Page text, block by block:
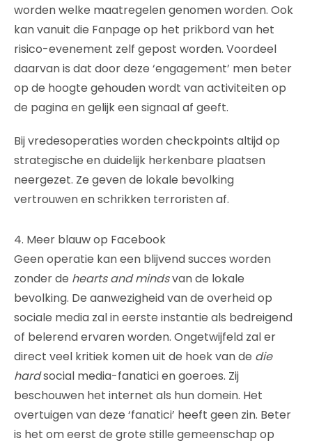
worden welke maatregelen genomen worden. Ook
kan vanuit die Fanpage op het prikbord van het
risico-evenement zelf gepost worden. Voordeel
daarvan is dat door deze ‘engagement’ men beter
op de hoogte gehouden wordt van activiteiten op
de pagina en gelijk een signaal af geeft.
Bij vredesoperaties worden checkpoints altijd op
strategische en duidelijk herkenbare plaatsen
neergezet. Ze geven de lokale bevolking
vertrouwen en schrikken terroristen af.
4. Meer blauw op Facebook
Geen operatie kan een blijvend succes worden
zonder de hearts and mindsvan de lokale
bevolking. De aanwezigheid van de overheid op
sociale media zal in eerste instantie als bedreigend
of belerend ervaren worden. Ongetwijfeld zal er
direct veel kritiek komen uit de hoek van de die
hardsocial media-fanatici en goeroes. Zij
beschouwen het internet als hun domein. Het
overtuigen van deze ‘fanatici’ heeft geen zin. Beter
is het om eerst de grote stille gemeenschap op